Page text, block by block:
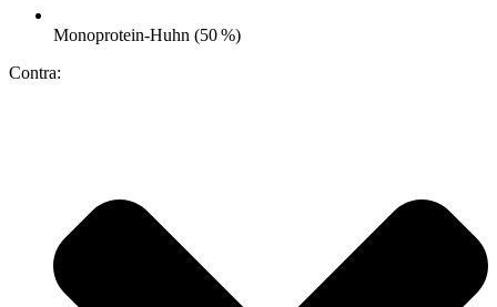
Monoprotein‑Huhn (50 %)
Contra: